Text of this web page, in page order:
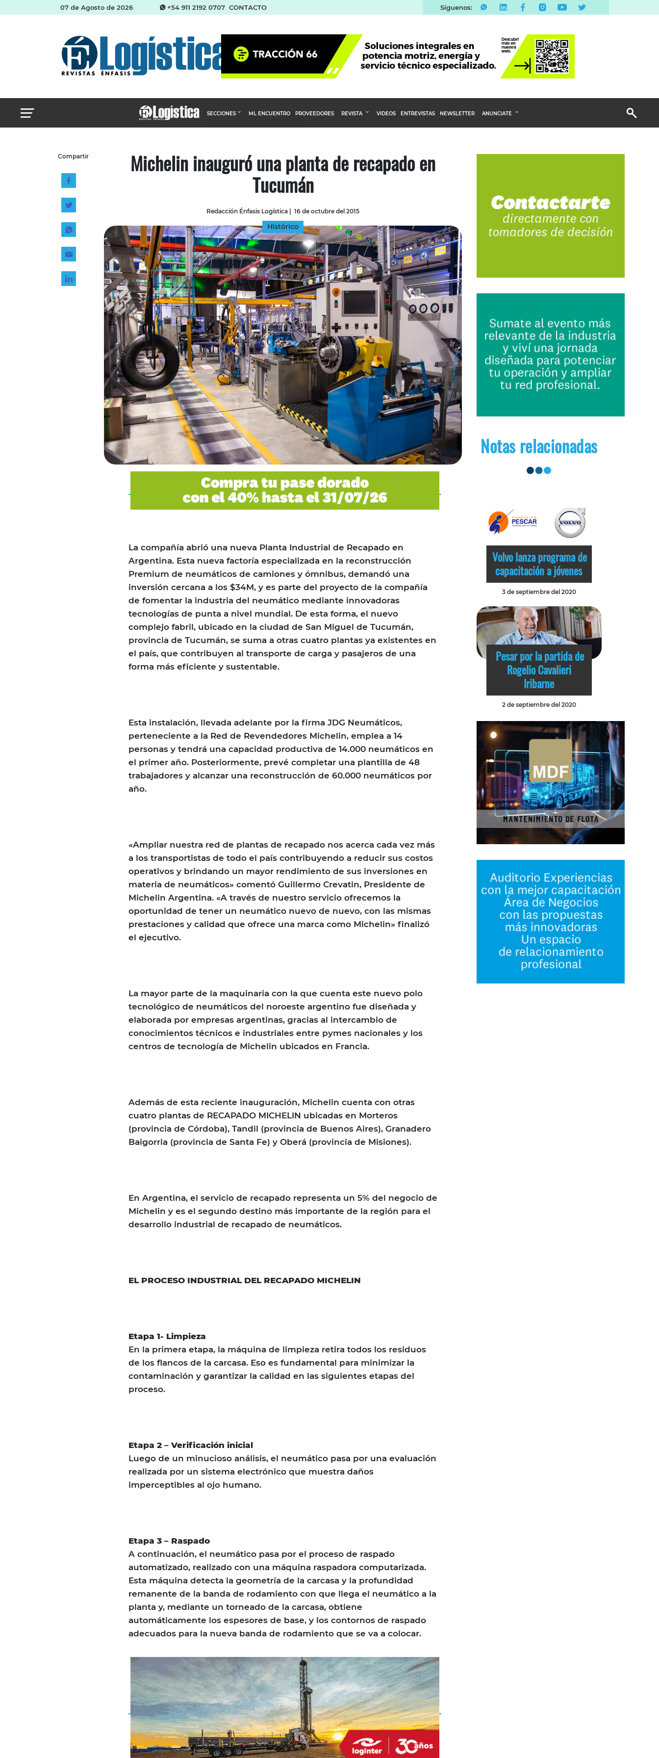
07 de Agosto de 2026 +54 911 2192 0707 CONTACTO Síguenos:
SECCIONES
Almacenes e inventarios
Cadena de Suministro del Agro
Management
Tecnología
Transporte
ML ENCUENTRO PROVEEDORES REVISTA
INGRESAR
SUSCRÍBASE
VIDEOS ENTREVISTAS NEWSLETTER ANUNCIATE
Email Marketing
Compartir Michelin inauguró una planta de recapado en
Tucumán
Redacción Énfasis Logística 16 de octubre del 2015
Histórico
La compañía abrió una nueva Planta Industrial de Recapado en
Argentina. Esta nueva factoría especializada en la reconstrucción
Premium de neumáticos de camiones y ómnibus, demandó una
inversión cercana a los $34M, y es parte del proyecto de la compañía
de fomentar la industria del neumático mediante innovadoras
tecnologías de punta a nivel mundial. De esta forma, el nuevo
complejo fabril, ubicado en la ciudad de San Miguel de Tucumán,
provincia de Tucumán, se suma a otras cuatro plantas ya existentes en
el país, que contribuyen al transporte de carga y pasajeros de una
forma más eficiente y sustentable.
Esta instalación, llevada adelante por la firma JDG Neumáticos,
perteneciente a la Red de Revendedores Michelin, emplea a 14
personas y tendrá una capacidad productiva de 14.000 neumáticos en
el primer año. Posteriormente, prevé completar una plantilla de 48
trabajadores y alcanzar una reconstrucción de 60.000 neumáticos por
año.
«Ampliar nuestra red de plantas de recapado nos acerca cada vez más
a los transportistas de todo el país contribuyendo a reducir sus costos
operativos y brindando un mayor rendimiento de sus inversiones en
materia de neumáticos» comentó Guillermo Crevatin, Presidente de
Michelin Argentina. «A través de nuestro servicio ofrecemos la
oportunidad de tener un neumático nuevo de nuevo, con las mismas
prestaciones y calidad que ofrece una marca como Michelin» finalizó
el ejecutivo.
La mayor parte de la maquinaria con la que cuenta este nuevo polo
tecnológico de neumáticos del noroeste argentino fue diseñada y
elaborada por empresas argentinas, gracias al intercambio de
conocimientos técnicos e industriales entre pymes nacionales y los
centros de tecnología de Michelin ubicados en Francia.
Además de esta reciente inauguración, Michelin cuenta con otras
cuatro plantas de RECAPADO MICHELIN ubicadas en Morteros
(provincia de Córdoba), Tandil (provincia de Buenos Aires), Granadero
Baigorria (provincia de Santa Fe) y Oberá (provincia de Misiones).
En Argentina, el servicio de recapado representa un 5% del negocio de
Michelin y es el segundo destino más importante de la región para el
desarrollo industrial de recapado de neumáticos.
EL PROCESO INDUSTRIAL DEL RECAPADO MICHELIN
Etapa 1- Limpieza
En la primera etapa, la máquina de limpieza retira todos los residuos
de los flancos de la carcasa. Eso es fundamental para minimizar la
contaminación y garantizar la calidad en las siguientes etapas del
proceso.
Etapa 2 – Verificación inicial
Luego de un minucioso análisis, el neumático pasa por una evaluación
realizada por un sistema electrónico que muestra daños
imperceptibles al ojo humano.
Etapa 3 – Raspado
A continuación, el neumático pasa por el proceso de raspado
automatizado, realizado con una máquina raspadora computarizada.
Esta máquina detecta la geometría de la carcasa y la profundidad
remanente de la banda de rodamiento con que llega el neumático a la
planta y, mediante un torneado de la carcasa, obtiene
automáticamente los espesores de base, y los contornos de raspado
adecuados para la nueva banda de rodamiento que se va a colocar.
Notas relacionadas
Volvo lanza programa de
capacitación a jóvenes
3 de septiembre del 2020
Pesar por la partida de
Rogelio Cavalieri
Iribarne
2 de septiembre del 2020